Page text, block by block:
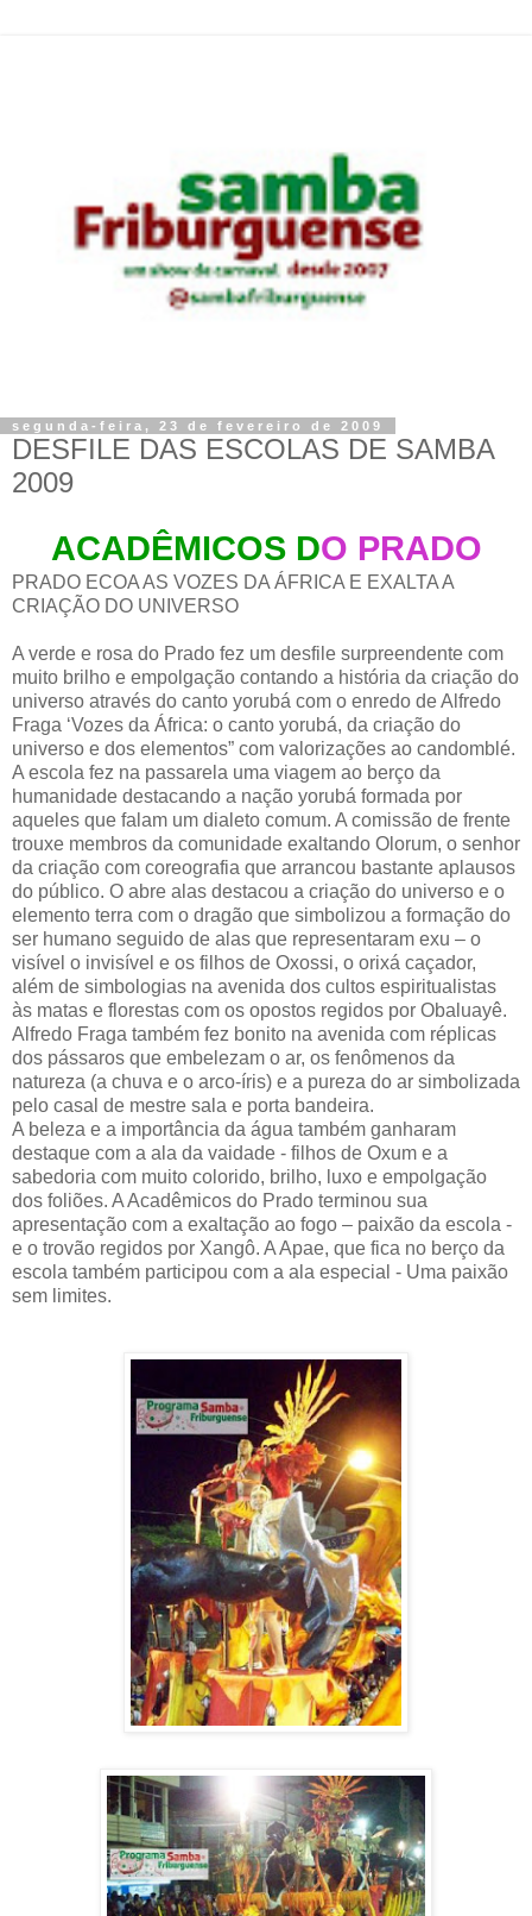
segunda-feira, 23 de fevereiro de 2009
DESFILE DAS ESCOLAS DE SAMBA
2009
ACADÊMICOS DO PRADO
PRADO ECOA AS VOZES DA ÁFRICA E EXALTA A
CRIAÇÃO DO UNIVERSO
A verde e rosa do Prado fez um desfile surpreendente com
muito brilho e empolgação contando a história da criação do
universo através do canto yorubá com o enredo de Alfredo
Fraga ‘Vozes da África: o canto yorubá, da criação do
universo e dos elementos” com valorizações ao candomblé.
A escola fez na passarela uma viagem ao berço da
humanidade destacando a nação yorubá formada por
aqueles que falam um dialeto comum. A comissão de frente
trouxe membros da comunidade exaltando Olorum, o senhor
da criação com coreografia que arrancou bastante aplausos
do público. O abre alas destacou a criação do universo e o
elemento terra com o dragão que simbolizou a formação do
ser humano seguido de alas que representaram exu – o
visível o invisível e os filhos de Oxossi, o orixá caçador,
além de simbologias na avenida dos cultos espiritualistas
às matas e florestas com os opostos regidos por Obaluayê.
Alfredo Fraga também fez bonito na avenida com réplicas
dos pássaros que embelezam o ar, os fenômenos da
natureza (a chuva e o arco-íris) e a pureza do ar simbolizada
pelo casal de mestre sala e porta bandeira.
A beleza e a importância da água também ganharam
destaque com a ala da vaidade - filhos de Oxum e a
sabedoria com muito colorido, brilho, luxo e empolgação
dos foliões. A Acadêmicos do Prado terminou sua
apresentação com a exaltação ao fogo – paixão da escola -
e o trovão regidos por Xangô. A Apae, que fica no berço da
escola também participou com a ala especial - Uma paixão
sem limites.